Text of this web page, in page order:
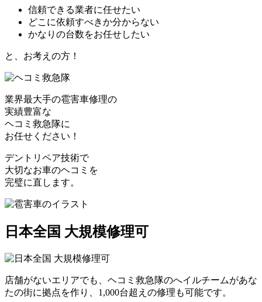
信頼できる業者に任せたい
どこに依頼すべきか分からない
かなりの台数をお任せしたい
と、お考えの方！
業界最大手の雹害車修理の
実績豊富な
ヘコミ救急隊に
お任せください！
デントリペア技術で
大切なお車のヘコミを
完璧に直します。
日本全国 大規模修理可
店舗がないエリアでも、ヘコミ救急隊のへイルチームがあな
たの街に拠点を作り、1,000台超えの修理も可能です。